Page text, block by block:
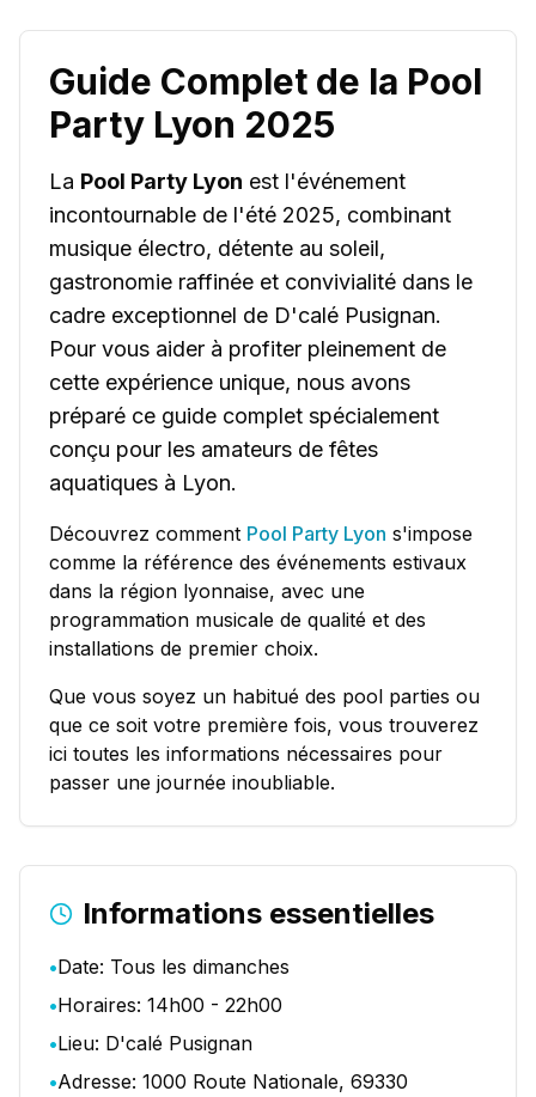
Guide Complet de la Pool
Party Lyon 2025
La Pool Party Lyon est l'événement
incontournable de l'été 2025, combinant
musique électro, détente au soleil,
gastronomie raffinée et convivialité dans le
cadre exceptionnel de D'calé Pusignan.
Pour vous aider à profiter pleinement de
cette expérience unique, nous avons
préparé ce guide complet spécialement
conçu pour les amateurs de fêtes
aquatiques à Lyon.
Découvrez comment Pool Party Lyon s'impose
comme la référence des événements estivaux
dans la région lyonnaise, avec une
programmation musicale de qualité et des
installations de premier choix.
Que vous soyez un habitué des pool parties ou
que ce soit votre première fois, vous trouverez
ici toutes les informations nécessaires pour
passer une journée inoubliable.
Informations essentielles
•Date: Tous les dimanches
•Horaires: 14h00 - 22h00
•Lieu: D'calé Pusignan
•Adresse: 1000 Route Nationale, 69330